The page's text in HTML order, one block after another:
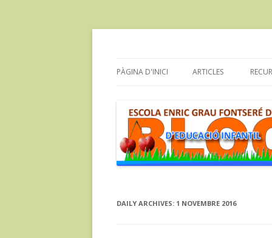
PÀGINA D'INICI ARTICLES
DAILY ARCHIVES: 1 NOVEMBRE 2016